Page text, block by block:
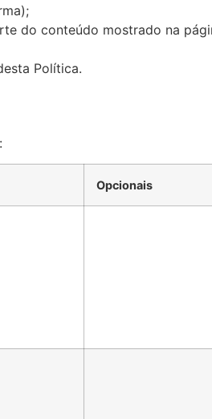
do conteúdo mostrado na
Política.
Opcionais